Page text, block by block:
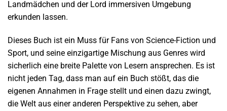
Landmädchen und der Lord immersiven Umgebung
erkunden lassen.
Dieses Buch ist ein Muss für Fans von Science-Fiction und
Sport, und seine einzigartige Mischung aus Genres wird
sicherlich eine breite Palette von Lesern ansprechen. Es ist
nicht jeden Tag, dass man auf ein Buch stößt, das die
eigenen Annahmen in Frage stellt und einen dazu zwingt,
die Welt aus einer anderen Perspektive zu sehen, aber